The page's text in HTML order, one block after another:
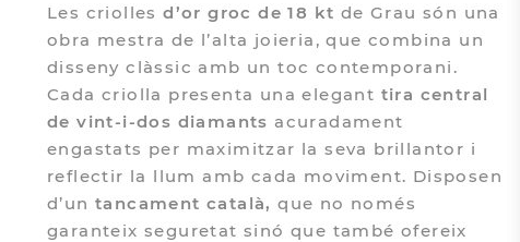
Les criollesd’or groc de 18 kt de Grau són una
obra mestra de l’alta joieria, que combina un
disseny clàssic amb un toc contemporani.
Cada criolla presenta una elegant tira central
de vint-i-dos diamants acuradament
engastats per maximitzar la seva brillantor i
reflectir la llum amb cada moviment. Disposen
d’un tancament català, que no només
garanteix seguretat sinó que també ofereix